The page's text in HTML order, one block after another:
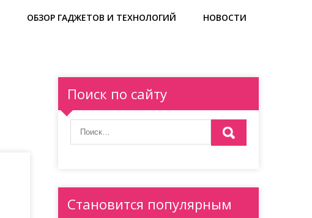
ОБЗОР ГАДЖЕТОВ И ТЕХНОЛОГИЙ НОВОСТИ
Поиск по сайту
Становится популярным